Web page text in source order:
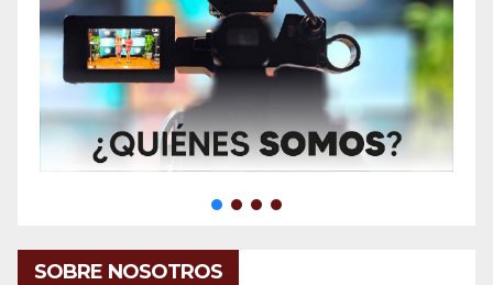
SOBRE NOSOTROS